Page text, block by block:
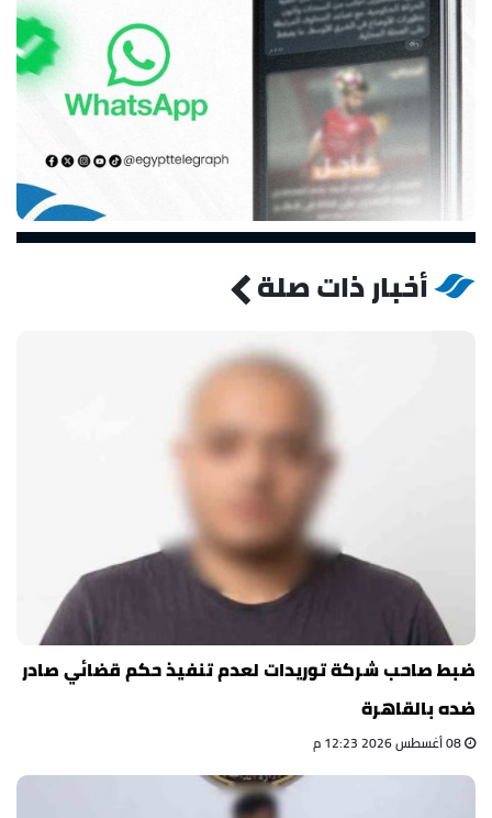
أخبار ذات صلة
ضبط صاحب شركة توريدات لعدم تنفيذ حكم قضائي صادر
ضده بالقاهرة